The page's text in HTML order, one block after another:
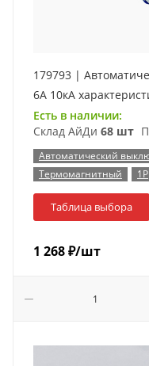
179793 |
6А 10кА
Есть в наличии:
Склад АйДи 68 шт
Автоматический
Термомагнитный
1P
Таблица выбора
1 268₽/шт